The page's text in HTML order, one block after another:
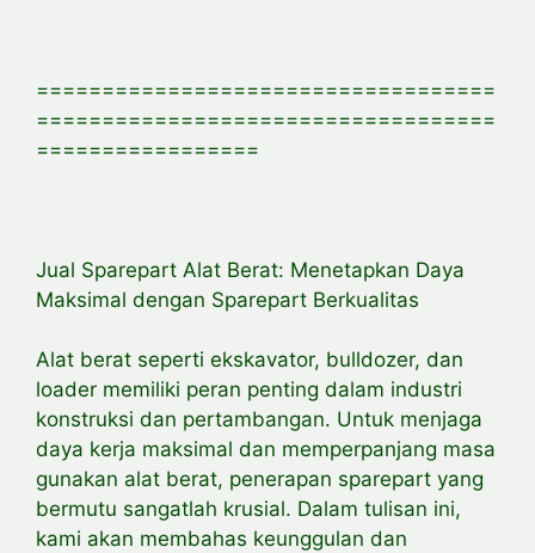
===================================
===================================
=================
Jual Sparepart Alat Berat: Menetapkan Daya
Maksimal dengan Sparepart Berkualitas
Alat berat seperti ekskavator, bulldozer, dan
loader memiliki peran penting dalam industri
konstruksi dan pertambangan. Untuk menjaga
daya kerja maksimal dan memperpanjang masa
gunakan alat berat, penerapan sparepart yang
bermutu sangatlah krusial. Dalam tulisan ini,
kami akan membahas keunggulan dan